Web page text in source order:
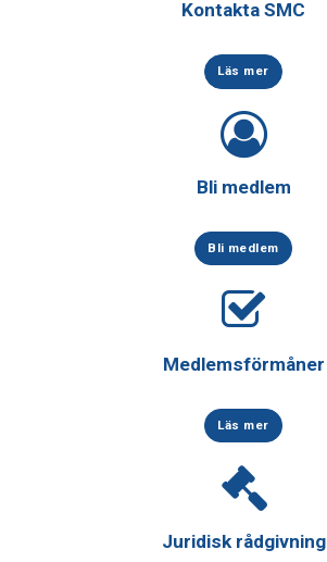
Kontakta SMC
Läs mer
Bli medlem
Bli medlem
Medlemsförmåner
Läs mer
Juridisk rådgivning